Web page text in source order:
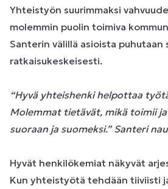
Yhteistyön suurimmaksi
molemmin puolin toimiva
Santerin välillä asioista puhutaan
ratkaisukeskeisesti.
“Hyvä yhteishenki helpottaa
Molemmat tietävät, mikä toimii
suoraan ja suomeksi.” Santeri
Hyvät henkilökemiat näkyvät
Kun yhteistyötä tehdään tiiviisti